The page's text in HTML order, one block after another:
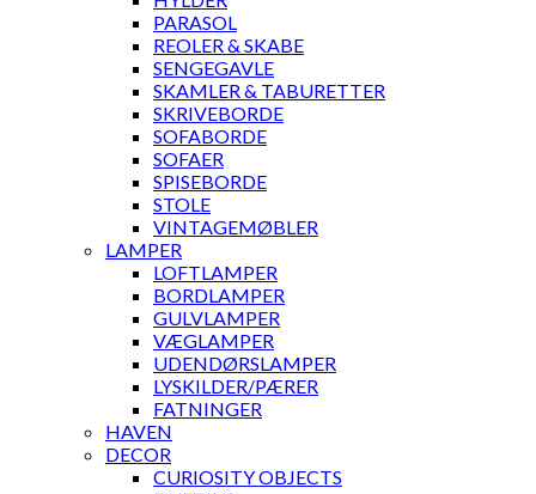
PARASOL
REOLER & SKABE
SENGEGAVLE
SKAMLER & TABURETTER
SKRIVEBORDE
SOFABORDE
SOFAER
SPISEBORDE
STOLE
VINTAGEMØBLER
LAMPER
LOFTLAMPER
BORDLAMPER
GULVLAMPER
VÆGLAMPER
UDENDØRSLAMPER
LYSKILDER/PÆRER
FATNINGER
HAVEN
DECOR
CURIOSITY OBJECTS